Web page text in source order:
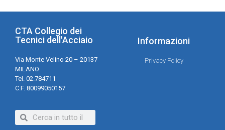
CTA Collegio dei
Tecnici dell'Acciaio
Via Monte Velino 20 – 20137
MILANO
Tel. 02.784711
C.F. 80099050157
Informazioni
Privacy Policy